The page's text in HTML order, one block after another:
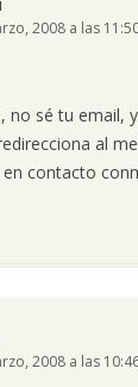
2008 a las
no sé tu email,
al
contacto
2008 a las